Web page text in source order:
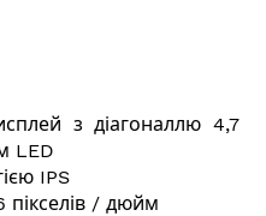
з діагоналлю 4,7
LED
IPS
пікселів / дюйм